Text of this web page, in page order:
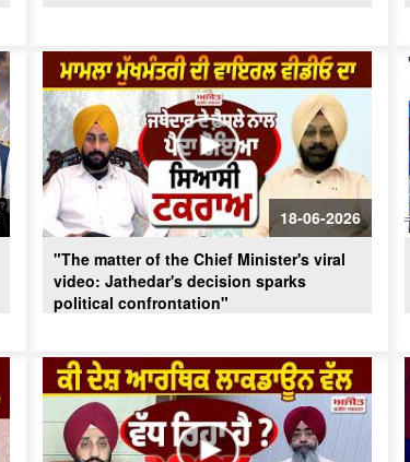
18-06-2026
"The matter of the Chief Minister's viral
video: Jathedar's decision sparks
political confrontation"